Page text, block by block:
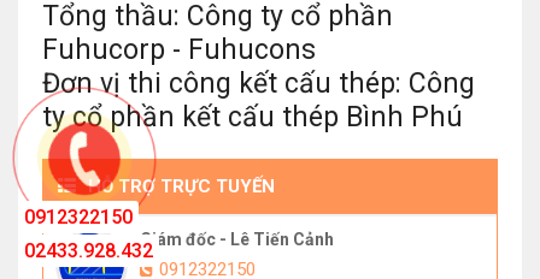
Tổng thầu: Công ty cổ phần
Fuhucorp - Fuhucons
Đơn vị thi công kết cấu thép: Công
ty cổ phần kết cấu thép Bình Phú
HỖ TRỢ TRỰC TUYẾN
Giám đốc - Lê Tiến Cảnh
0912322150
0912322150
02433.928.432